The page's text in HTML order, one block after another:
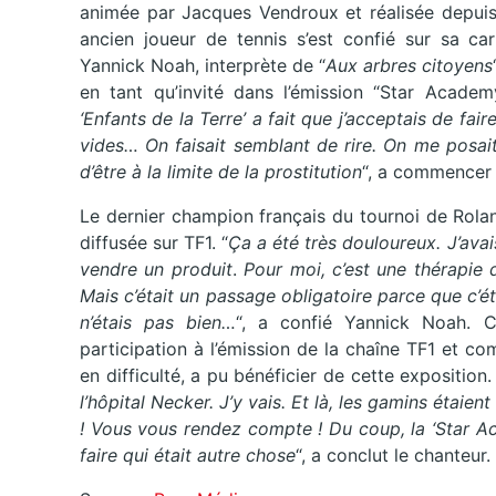
animée par Jacques Vendroux et réalisée
ancien joueur de tennis s’est confié sur sa
Yannick Noah, interprète de “Aux arbres citoyens
en tant qu’invité dans l’émission “Star
‘Enfants de la Terre’ a fait que j’acceptais de
vides… On faisait semblant de rire. On me
d’être à la limite de la prostitution“, a
Le dernier champion français du tournoi de
diffusée sur TF1. “Ça a été très douloureux.
vendre un produit.Pour moi, c’est une
Mais c’était un passage obligatoire parce que
n’étais pas bien…“, a confié Yannick Noah.
participation à l’émission de la chaîne TF1 et
en difficulté, a pu bénéficier de cette exposition.
l’hôpital Necker. J’y vais. Et là, les gamins
! Vous vous rendez compte ! Du coup, la ‘Star
faire qui était autre chose“, a conclut le chanteur.